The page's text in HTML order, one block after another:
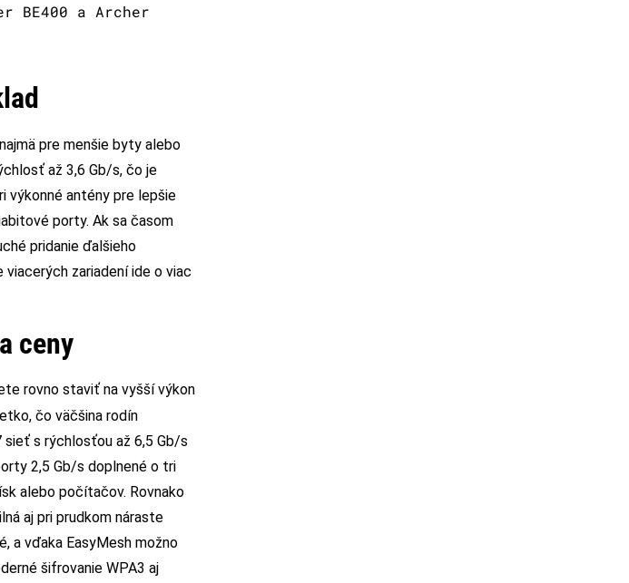
BE400 a Archer
pre menšie byty alebo
až 3,6 Gb/s, čo je
výkonné antény pre lepšie
porty. Ak sa časom
pridanie ďalšieho
zariadení ide o viac
ceny
rovno staviť na vyšší výkon
čo väčšina rodín
sieť s rýchlosťou až 6,5 Gb/s
2,5 Gb/s doplnené o tri
alebo počítačov. Rovnako
aj pri prudkom náraste
a vďaka EasyMesh možno
šifrovanie WPA3 aj